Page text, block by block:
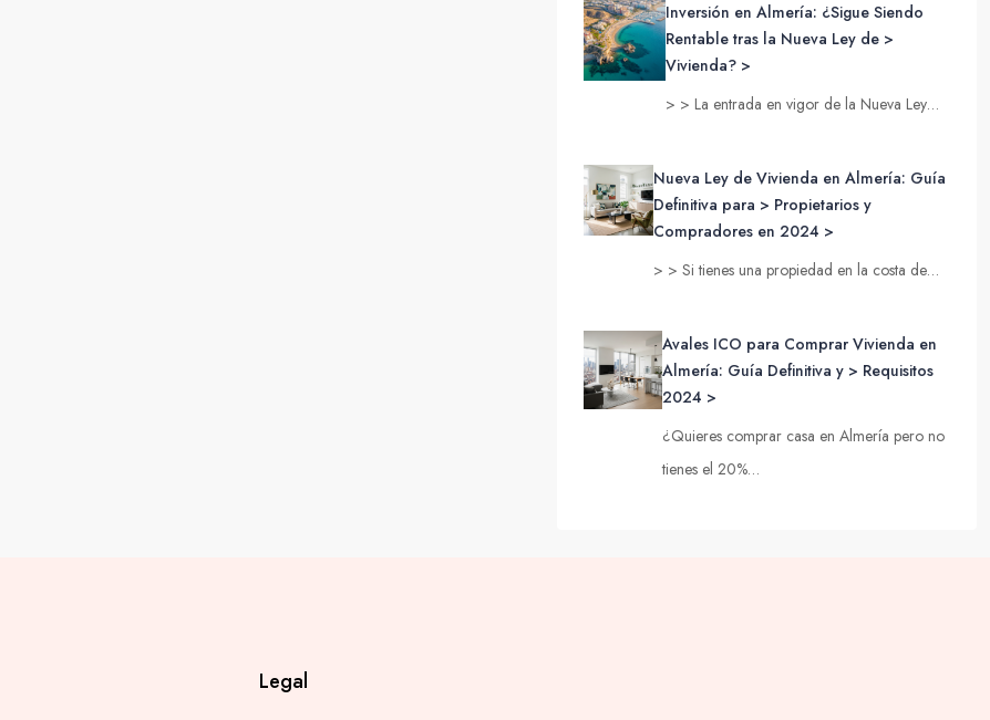
Inversión en Almería: ¿Sigue Siendo
Rentable tras la Nueva Ley de >
Vivienda? >
> > La entrada en vigor de la Nueva Ley…
Nueva Ley de Vivienda en Almería: Guía
Definitiva para > Propietarios y
Compradores en 2024 >
> > Si tienes una propiedad en la costa de…
Avales ICO para Comprar Vivienda en
Almería: Guía Definitiva y > Requisitos
2024 >
¿Quieres comprar casa en Almería pero no
tienes el 20%…
Legal